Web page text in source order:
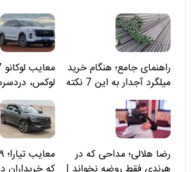
راهنمای جامع؛ هنگام خرید
میلگرد آجدار به این 7 نکته
توجه کنید
لوکس،
رضا هلالی؛ مداحی که در